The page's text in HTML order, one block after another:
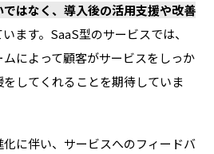
はなく、導入後の活用支援や改善
ます。SaaS型のサービスでは、
によって顧客がサービスをしっか
してくれることを期待していま
に伴い、サービスへのフィードバ